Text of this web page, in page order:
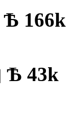
Ѣ 166k
Ѣ 43k